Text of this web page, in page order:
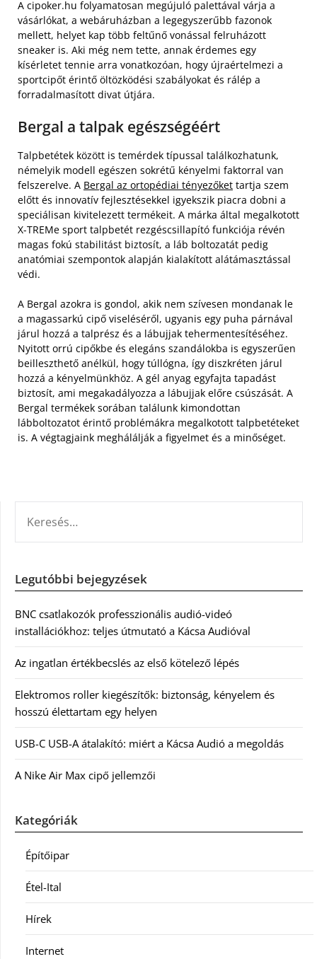
A cipoker.hu folyamatosan megújuló palettával várja a
vásárlókat, a webáruházban a legegyszerűbb fazonok
mellett, helyet kap több feltűnő vonással felruházott
sneaker is. Aki még nem tette, annak érdemes egy
kísérletet tennie arra vonatkozóan, hogy újraértelmezi a
sportcipőt érintő öltözködési szabályokat és rálép a
forradalmasított divat útjára.
Bergal a talpak egészségéért
Talpbetétek között is temérdek típussal találkozhatunk,
némelyik modell egészen sokrétű kényelmi faktorral van
felszerelve. A Bergal az ortopédiai tényezőket tartja szem
előtt és innovatív fejlesztésekkel igyekszik piacra dobni a
speciálisan kivitelezett termékeit. A márka által megalkotott
X-TREMe sport talpbetét rezgéscsillapító funkciója révén
magas fokú stabilitást biztosít, a láb boltozatát pedig
anatómiai szempontok alapján kialakított alátámasztással
védi.
A Bergal azokra is gondol, akik nem szívesen mondanak le
a magassarkú cipő viseléséről, ugyanis egy puha párnával
járul hozzá a talprész és a lábujjak tehermentesítéséhez.
Nyitott orrú cipőkbe és elegáns szandálokba is egyszerűen
beilleszthető anélkül, hogy túllógna, így diszkréten járul
hozzá a kényelmünkhöz. A gél anyag egyfajta tapadást
biztosít, ami megakadályozza a lábujjak előre csúszását. A
Bergal termékek sorában találunk kimondottan
lábboltozatot érintő problémákra megalkotott talpbetéteket
is. A végtagjaink meghálálják a figyelmet és a minőséget.
Legutóbbi bejegyzések
BNC csatlakozók professzionális audió-videó
installációkhoz: teljes útmutató a Kácsa Audióval
Az ingatlan értékbecslés az első kötelező lépés
Elektromos roller kiegészítők: biztonság, kényelem és
hosszú élettartam egy helyen
USB-C USB-A átalakító: miért a Kácsa Audió a megoldás
A Nike Air Max cipő jellemzői
Kategóriák
Építőipar
Étel-Ital
Hírek
Internet